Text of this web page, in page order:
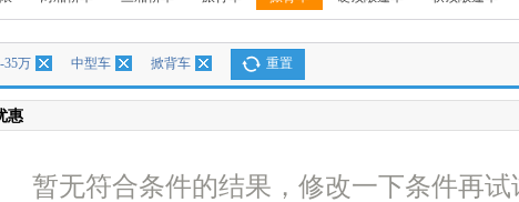
35万 中型车 掀背车 重置
惠
暂无符合条件的结果，修改一下条件再试